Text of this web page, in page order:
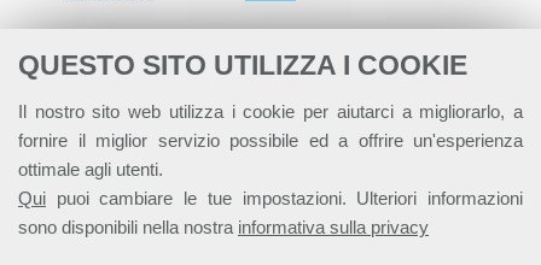
QUESTO SITO UTILIZZA I COOKIE
Il nostro sito web utilizza i cookie per aiutarci a migliorarlo, a
fornire il miglior servizio possibile ed a offrire un'esperienza
ottimale agli utenti.
Qui puoi cambiare le tue impostazioni. Ulteriori informazioni
sono disponibili nella nostra informativa sulla privacy